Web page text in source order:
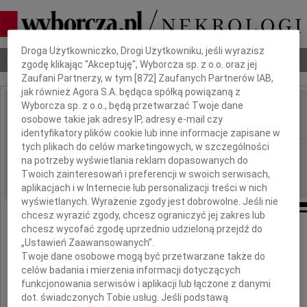
Nekrologi Odeszli Poradnik pogrzebowy
IMIĘ I NAZWISKO: Zbigniew Pełczyński
REGION: Gdańsk
DATA EMISJI: 08.12.2020
w wieku 69 lat
Dbamy o Twoją prywatność
Droga Użytkowniczko, Drogi Użytkowniku, jeśli wyrazisz
zgodę klikając "Akceptuję", Wyborcza sp. z o.o. oraz jej
Zaufani Partnerzy, w tym [872 ] Zaufanych Partnerów IAB,
jak również Agora S.A. będąca spółką powiązaną z
Wyborcza sp. z o.o., będą przetwarzać Twoje dane
osobowe takie jak adresy IP, adresy e-mail czy
identyfikatory plików cookie lub inne informacje zapisane w
tych plikach do celów marketingowych, w szczególności
na potrzeby wyświetlania reklam dopasowanych do
Twoich zainteresowań i preferencji w swoich serwisach,
aplikacjach i w Internecie lub personalizacji treści w nich
wyświetlanych. Wyrażenie zgody jest dobrowolne. Jeśli nie
chcesz wyrazić zgody, chcesz ograniczyć jej zakres lub
chcesz wycofać zgodę uprzednio udzieloną przejdź do
„Ustawień Zaawansowanych”.
Twoje dane osobowe mogą być przetwarzane także do
celów badania i mierzenia informacji dotyczących
funkcjonowania serwisów i aplikacji lub łączone z danymi
dot. świadczonych Tobie usług. Jeśli podstawą